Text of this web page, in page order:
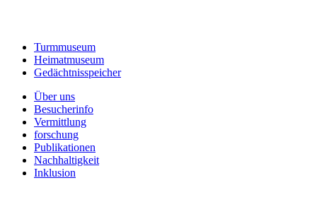
Turmmuseum
Heimatmuseum
Gedächtnisspeicher
Über uns
Besucherinfo
Vermittlung
forschung
Publikationen
Nachhaltigkeit
Inklusion